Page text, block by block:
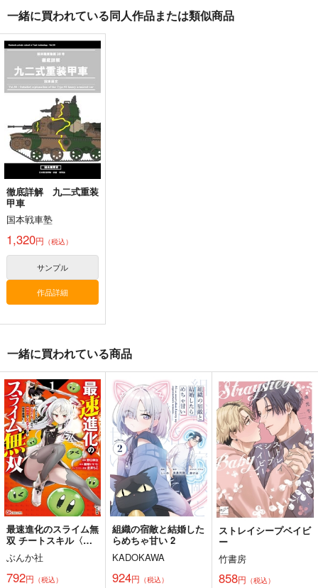
コミケ童話の裏話総集
編4
おのでら総本舗
（税込）
オリジナル メロス
サンプル
カート
神座万象・第十四機
関
専売 2,178円（税込）
オリジナル
サンプル
カート
ロイヤルマウンテン
770 円（税込）
オリジナル
青山 澄香
白峰 莉花
メレ・レタナグア
サンプル
カート
ロイヤルマウンテン
770円（税込）
オリジナル
青山 澄香
白峰 莉花
メレ・レタナグア
サンプル
カート
一緒に買われている同人作品または類似商品
徹底詳解 九二式重装
甲車
国本戦車塾
1,320円 （税込）
サンプル
作品詳細
一緒に買われている商品
最速進化のスライム無
双 チートスキル〈ス
ライム〉により100倍
速でレベルアップして
世界最強に 1
ぶんか社
792円 （税込）
組織の宿敵と結婚した
らめちゃ甘い 2
KADOKAWA
924円 （税込）
ストレイシープベイビ
ー
竹書房
858円 （税込）